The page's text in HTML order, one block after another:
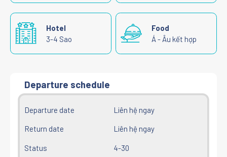
Hotel
3-4 Sao
Food
Á - Âu kết hợp
Departure schedule
Liên hệ ngay
Liên hệ ngay
4-30